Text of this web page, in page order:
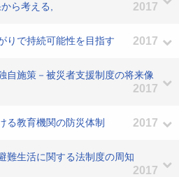
ら考える,
2017
りで持続可能性を目指す 2017
自施策－被災者支援制度の将来像
2017
る教育機関の防災体制 2017
難生活に関する法制度の周知
2017